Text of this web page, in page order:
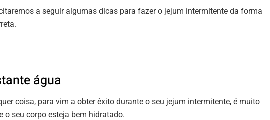
a seguir algumas dicas para fazer o jejum intermitente da forma
água
coisa, para vim a obter êxito durante o seu jejum intermitente, é muito
o seu corpo esteja bem hidratado.